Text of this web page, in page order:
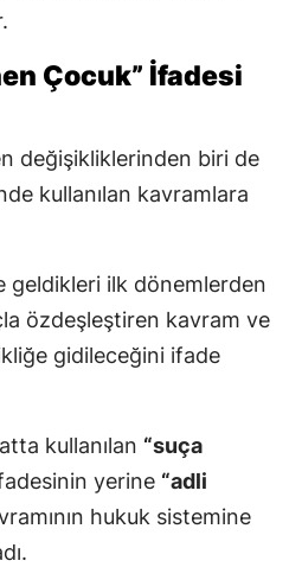
Çocuk” İfadesi
değişikliklerinden biri de
kullanılan kavramlara
geldikleri ilk dönemlerden
özdeşleştiren kavram ve
gidileceğini ifade
kullanılan “suça
yerine “adli
hukuk sistemine